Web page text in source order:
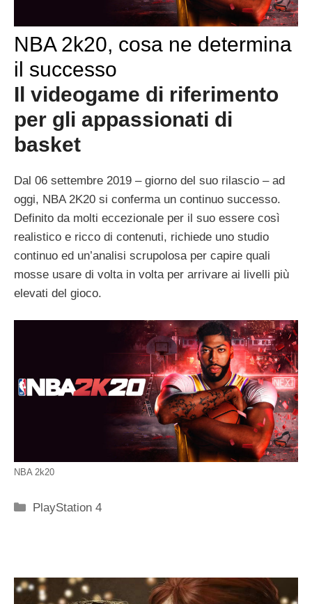
NBA 2k20, cosa ne determina
il successo
Il videogame di riferimento
per gli appassionati di
basket
Dal 06 settembre 2019 – giorno del suo rilascio – ad
oggi, NBA 2K20 si conferma un continuo successo.
Definito da molti eccezionale per il suo essere così
realistico e ricco di contenuti, richiede uno studio
continuo ed un’analisi scrupolosa per capire quali
mosse usare di volta in volta per arrivare ai livelli più
elevati del gioco.
NBA 2k20
Categorie
PlayStation 4